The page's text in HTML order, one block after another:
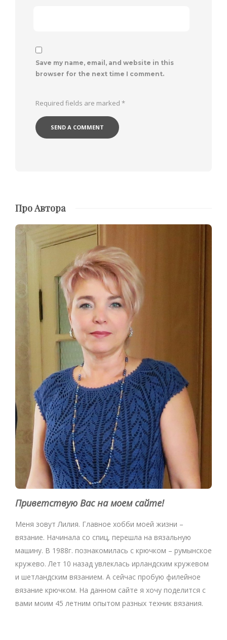
Save my name, email, and website in this
browser for the next time I comment.
Required fields are marked *
Про Автора
Приветствую Вас на моем сайте!
Меня зовут Лилия. Главное хобби моей жизни –
вязание. Начинала со спиц, перешла на вязальную
машину. В 1988г. познакомилась с крючком – румынское
кружево. Лет 10 назад увлеклась ирландским кружевом
и шетландским вязанием. А сейчас пробую филейное
вязание крючком. На данном сайте я хочу поделится с
вами моим 45 летним опытом разных техник вязания.